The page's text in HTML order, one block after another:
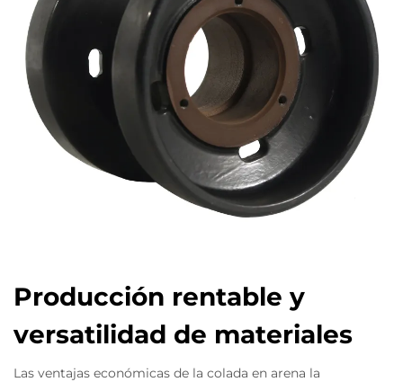
Producción rentable y
versatilidad de materiales
Las ventajas económicas de la colada en arena la